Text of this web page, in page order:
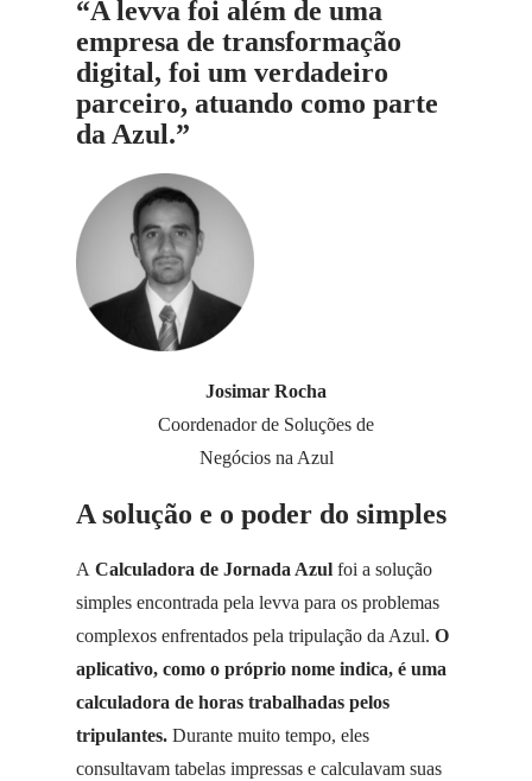
“A levva foi além de uma
empresa de transformação
digital, foi um verdadeiro
parceiro, atuando como parte
da Azul.”
Josimar Rocha
Coordenador de Soluções de
Negócios na Azul
A solução e o poder do simples
A Calculadora de Jornada Azul foi a solução
simples encontrada pela levva para os problemas
complexos enfrentados pela tripulação da Azul. O
aplicativo, como o próprio nome indica, é uma
calculadora de horas trabalhadas pelos
tripulantes. Durante muito tempo, eles
consultavam tabelas impressas e calculavam suas